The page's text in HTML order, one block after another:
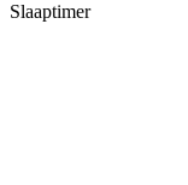
Slaaptimer